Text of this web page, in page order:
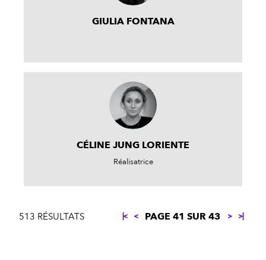
GIULIA FONTANA
CÉLINE JUNG LORIENTE
Réalisatrice
513 RÉSULTATS PAGE 41 SUR 43